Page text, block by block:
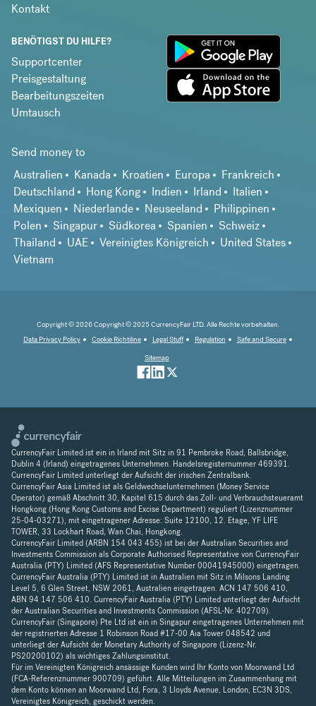
Kontakt
BENÖTIGST DU HILFE?
Supportcenter
Preisgestaltung
Bearbeitungszeiten
Umtausch
Send money to
Australien
Kanada Kroatien Europa
Frankreich
Deutschland
Hong Kong Indien Irland
Italien
Mexiquen
Niederlande Neuseeland
Philippinen
Polen
Singapur Südkorea Spanien
Schweiz
Thailand
UAE Vereinigtes Königreich
United States
Vietnam
Copyright © 2026 Copyright © 2025 CurrencyFair LTD. Alle Rechte vorbehalten.
Data Privacy Policy
Cookie Richtiline Legal Stuff Regulation
Safe and Secure
Sitemap
CurrencyFair Limited ist ein in Irland mit Sitz in 91 Pembroke Road, Ballsbridge,
Dublin 4 (Irland) eingetragenes Unternehmen. Handelsregisternummer 469391.
CurrencyFair Limited unterliegt der Aufsicht der irischen Zentralbank.
CurrencyFair Asia Limited ist als Geldwechselunternehmen (Money Service
Operator) gemäß Abschnitt 30, Kapitel 615 durch das Zoll- und Verbrauchsteueramt
Hongkong (Hong Kong Customs and Excise Department) reguliert (Lizenznummer
25-04-03271), mit eingetragener Adresse: Suite 12100, 12. Etage, YF LIFE
TOWER, 33 Lockhart Road, Wan Chai, Hongkong.
CurrencyFair Limited (ARBN 154 043 455) ist bei der Australian Securities and
Investments Commission als Corporate Authorised Representative von CurrencyFair
Australia (PTY) Limited (AFS Representative Number 00041945000) eingetragen.
CurrencyFair Australia (PTY) Limited ist in Australien mit Sitz in Milsons Landing
Level 5, 6 Glen Street, NSW 2061, Australien eingetragen. ACN 147 506 410,
ABN 94 147 506 410. CurrencyFair Australia (PTY) Limited unterliegt der Aufsicht
der Australian Securities and Investments Commission (AFSL-Nr. 402709).
CurrencyFair (Singapore) Pte Ltd ist ein in Singapur eingetragenes Unternehmen mit
der registrierten Adresse 1 Robinson Road #17-00 Aia Tower 048542 und
unterliegt der Aufsicht der Monetary Authority of Singapore (Lizenz-Nr.
PS20200102) als wichtiges Zahlungsinstitut.
Für im Vereinigten Königreich ansässige Kunden wird Ihr Konto von Moorwand Ltd
(FCA-Referenznummer 900709) geführt. Alle Mitteilungen im Zusammenhang mit
dem Konto können an Moorwand Ltd, Fora, 3 Lloyds Avenue, London, EC3N 3DS,
Vereinigtes Königreich, geschickt werden.